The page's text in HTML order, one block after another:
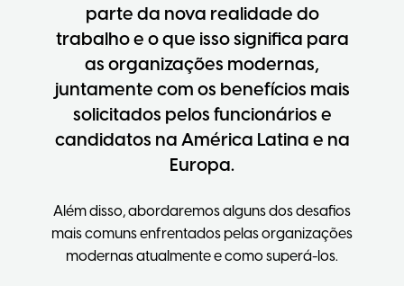
parte da nova realidade do
trabalho e o que isso significa para
as organizações modernas,
juntamente com os benefícios mais
solicitados pelos funcionários e
candidatos na América Latina e na
Europa.
Além disso, abordaremos alguns dos desafios
mais comuns enfrentados pelas organizações
modernas atualmente e como superá-los.